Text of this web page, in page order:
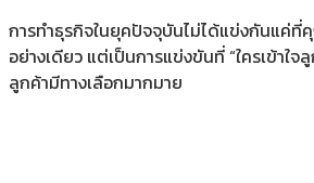
การทำธุรกิจในยุคปัจจุบันไม่ได้แข่งกันแค่
อย่างเดียว แต่เป็นการแข่งขันที่ “ใครเข้าใจ
ลูกค้ามีทางเลือกมากมาย